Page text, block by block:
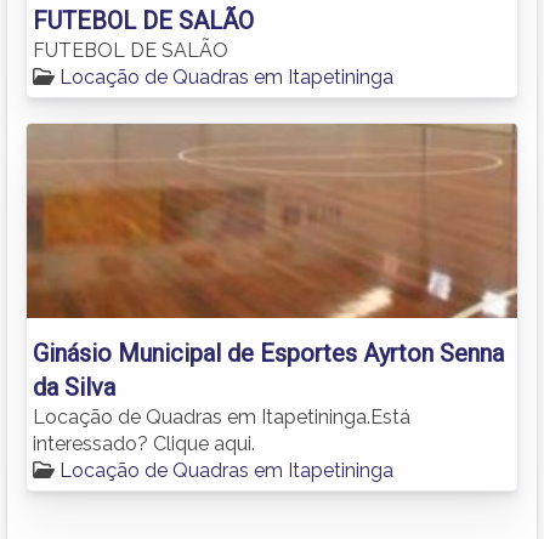
FUTEBOL DE SALÃO
FUTEBOL DE SALÃO
Locação de Quadras em Itapetininga
Ginásio Municipal de Esportes Ayrton Senna
da Silva
Locação de Quadras em Itapetininga.Está
interessado? Clique aqui.
Locação de Quadras em Itapetininga